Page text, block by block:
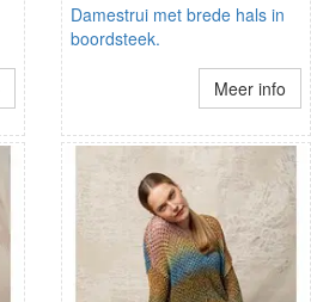
Damestrui met brede hals in
boordsteek.
Meer info